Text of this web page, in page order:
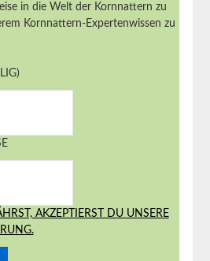
in die Welt der Kornnattern zu
Kornnattern-Expertenwissen zu
AKZEPTIERST DU UNSERE